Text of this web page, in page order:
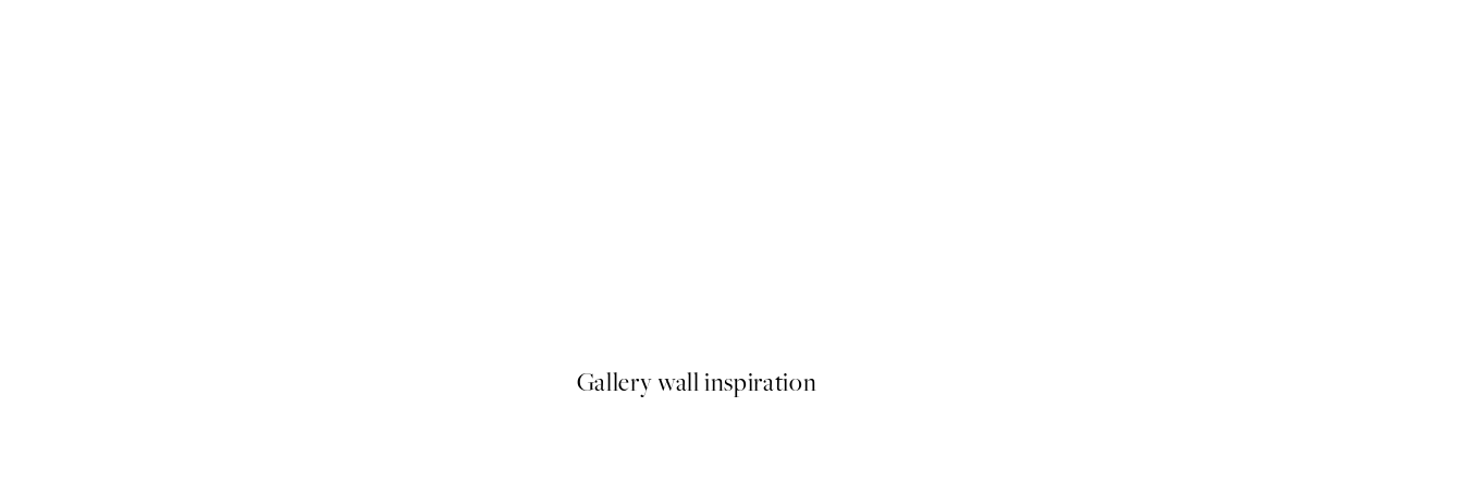
Gallery wall inspiration